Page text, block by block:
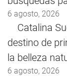
6 agosto, 2026
Catalina
destino de
la belleza
6 agosto, 2026